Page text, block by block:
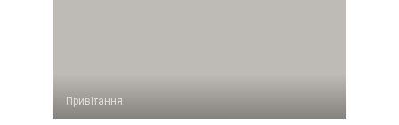
Привітання